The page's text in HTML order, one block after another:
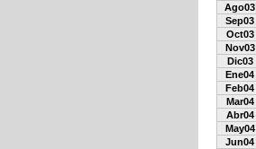
Ago03
Sep03
Oct03
Nov03
Dic03
Ene04
Feb04
Mar04
Abr04
May04
Jun04